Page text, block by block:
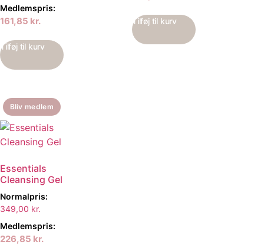
Medlemspris:
161,85 kr.
Tilføj til kurv
Tilføj til kurv
Bliv medlem
Essentials
Cleansing Gel
Normalpris:
349,00 kr.
Medlemspris:
226,85 kr.